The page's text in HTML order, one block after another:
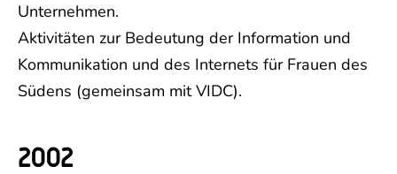
Unternehmen.
Aktivitäten zur Bedeutung der Information und
Kommunikation und des Internets für Frauen des
Südens (gemeinsam mit VIDC).
2002